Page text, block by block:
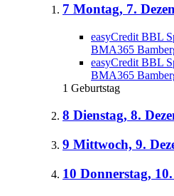
7 Montag, 7.
easyCredit BBL
BMA365
easyCredit BBL
BMA365
1 Geburtstag
8 Dienstag, 8.
9 Mittwoch, 9.
10 Donnerstag,